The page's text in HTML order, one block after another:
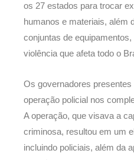
os 27 estados para trocar
humanos e materiais, além
conjuntas de
violência que afeta todo o
Os governadores
operação policial nos
A operação, que visava a
criminosa, resultou em um
incluindo policiais, além da